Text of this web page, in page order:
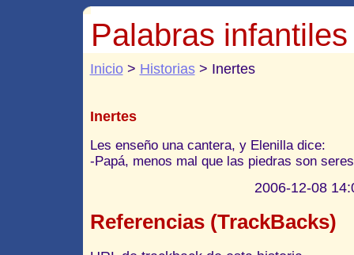
Palabras infantiles
Inicio> Historias> Inertes
Inertes
Les enseño una cantera, y Elenilla dice:
-Papá, menos mal que las piedras son
2006-12-08
Referencias (TrackBacks)